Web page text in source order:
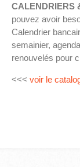
CALENDRIERS
pouvez avoir
Calendrier
semainier,
renouvelés pour
<<< voir le